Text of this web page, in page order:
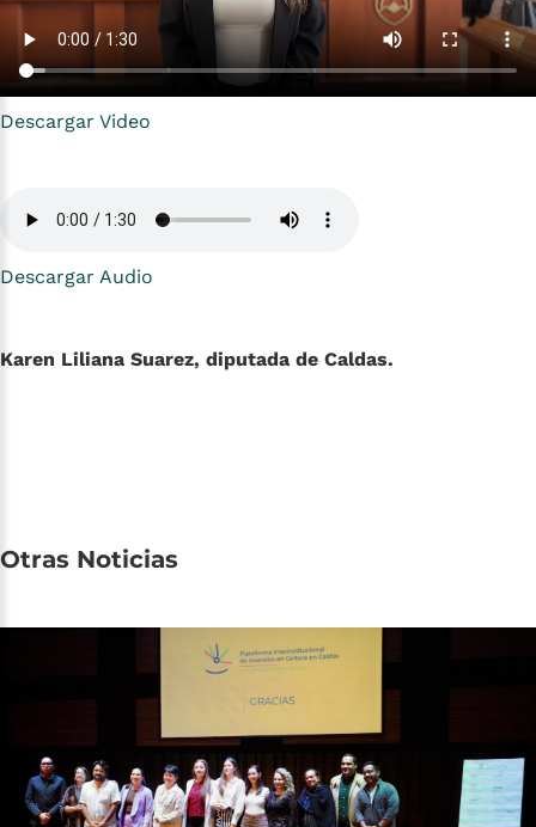
Descargar Video
Descargar Audio
Karen Liliana Suarez, diputada de Caldas.
Otras Noticias